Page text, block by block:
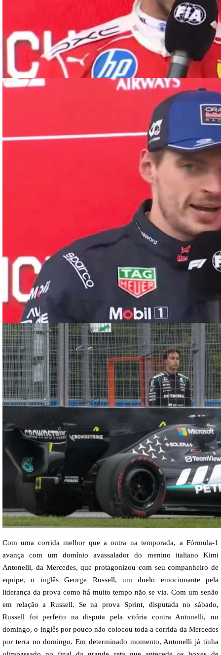
Com uma corrida melhor que a outra na temporada, a Fórmula-1
avança com um domínio avassalador do menino italiano Kimi
Antonelli, da Mercedes, que protagonizou com seu companheiro de
equipe, o inglês George Russell, um duelo emocionante pela
liderança da prova como há muito tempo não se via. Com um senão
em relação a Russell. Se na prova Sprint, disputada no sábado,
Russell foi perfeito na disputa pela vitória contra Antonelli, no
domingo, o inglês por pouco não colocou toda a corrida da Mercedes
por terra no domingo. Em determinado momento, Antonelli já tinha